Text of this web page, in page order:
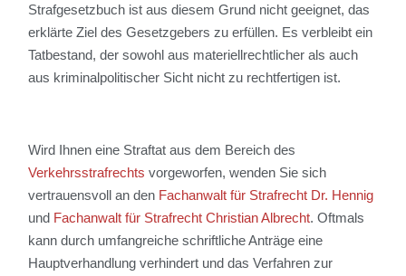
Strafgesetzbuch ist aus diesem Grund nicht geeignet, das
erklärte Ziel des Gesetzgebers zu erfüllen. Es verbleibt ein
Tatbestand, der sowohl aus materiellrechtlicher als auch
aus kriminalpolitischer Sicht nicht zu rechtfertigen ist.
Wird Ihnen eine Straftat aus dem Bereich des
Verkehrsstrafrechts vorgeworfen, wenden Sie sich
vertrauensvoll an den Fachanwalt für Strafrecht Dr. Hennig
und Fachanwalt für Strafrecht Christian Albrecht. Oftmals
kann durch umfangreiche schriftliche Anträge eine
Hauptverhandlung verhindert und das Verfahren zur